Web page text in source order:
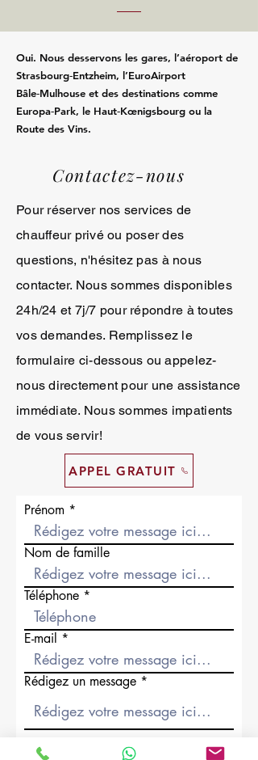
Oui. Nous desservons les gares, l’aéroport de
Strasbourg‑Entzheim, l’EuroAirport
Bâle‑Mulhouse et des destinations comme
Europa‑Park, le Haut‑Kœnigsbourg ou la
Route des Vins.
Contactez-nous
Pour réserver nos services de
chauffeur privé ou poser des
questions, n'hésitez pas à nous
contacter. Nous sommes disponibles
24h/24 et 7j/7 pour répondre à toutes
vos demandes. Remplissez le
formulaire ci-dessous ou appelez-
nous directement pour une assistance
immédiate. Nous sommes impatients
de vous servir!
APPEL GRATUIT
Prénom
Nom de famille
Téléphone
E-mail
Rédigez un message
Société